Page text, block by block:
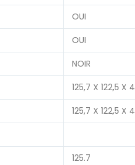
OUI
OUI
NOIR
125,7 X 122,5 X
125,7 X 122,5 X
125.7